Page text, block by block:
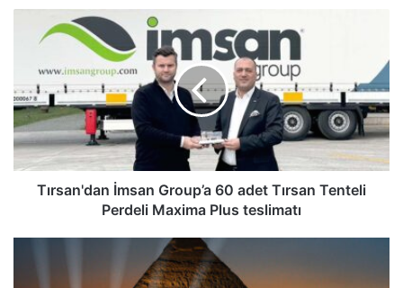
İmsan
adet
Tırsan
Tenteli
Perdeli
Maxima
Tırsan'dan İmsan Group’a 60 adet Tırsan Tenteli
Perdeli Maxima Plus teslimatı